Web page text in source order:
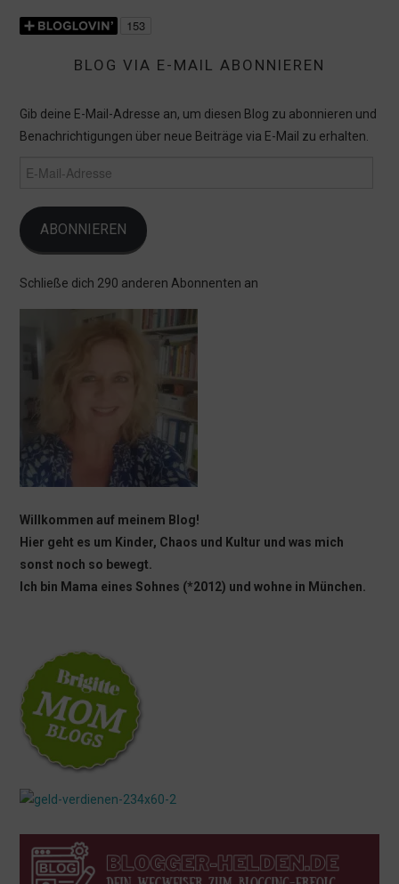
BLOG VIA E-MAIL ABONNIEREN
Gib deine E-Mail-Adresse an, um diesen Blog zu abonnieren und
Benachrichtigungen über neue Beiträge via E-Mail zu erhalten.
E-
Mail-
ABONNIEREN
Schließe dich 290 anderen Abonnenten an
Willkommen auf meinem Blog!
Hier geht es um Kinder, Chaos und Kultur und was mich
sonst noch so bewegt.
Ich bin Mama eines Sohnes (*2012) und wohne in München.